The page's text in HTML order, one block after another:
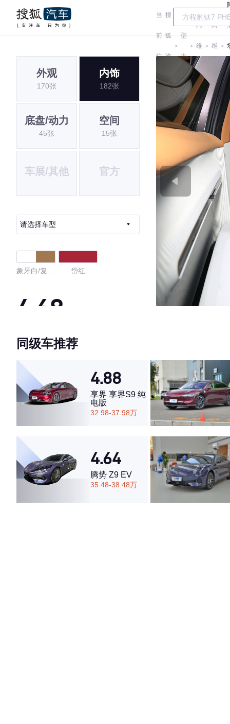
当
前
位
搜
狐
汽
＞
车
型
大
全
＞
阿
维
塔
＞
阿
维 ＞
外观
170张
内饰
182张
底盘/动力
45张
空间
15张
车展/其他 官方
请选择车型
象牙白/复古
岱红
4.68
·外观表现较为优秀，优于85%同级车
·空间表现较为优秀，优于66%同级车
同级车推荐
4.88
享界 享界S9 纯
电版
32.98-37.98万
4.64
腾势 Z9 EV
35.48-38.48万